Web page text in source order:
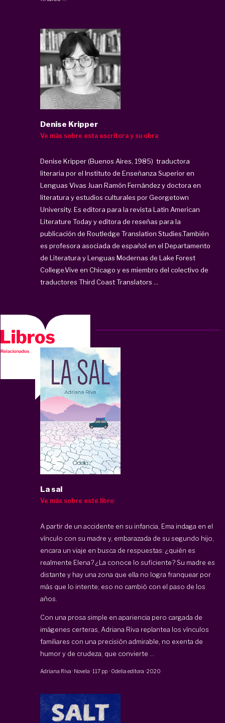
Denise Kripper
Ve más sobre esta escritora y su obra
Denise Kripper (Buenos Aires, 1985) traductora
literaria por el Instituto de Enseñanza Superior en
Lenguas Vivas Juan Ramón Fernández y doctora en
literatura y estudios culturales por Georgetown
University. Es editora para la revista Latin American
Literature Today y editora de reseñas para la
publicación de Routledge Translation Studies.También
es profesora asociada de español en el Departamento
de Literatura y Lenguas Modernas de Lake Forest
College.Vive en Chicago y es miembro del colectivo de
traductores Third Coast Translators ...
La sal
Ve más sobre este libro
A partir de un accidente en su infancia, Ema indaga en el
vínculo con su madre y, embarazada de su segundo hijo,
encara un viaje en busca de respuestas: ¿quién es
realmente Elena? ¿La conoce lo suficiente? Su madre es
distante y hay una zona que ella no logra franquear por
más que lo intente; eso no cambió con el paso de los
años.
Con una prosa simple en apariencia pero cargada de
imágenes certeras, Adriana Riva replantea los vínculos
familiares con una precisión admirable, no exenta de
humor y de crudeza, que convierte ...
Adriana Riva · Novela ·117 pp · Odelia editora ·2020